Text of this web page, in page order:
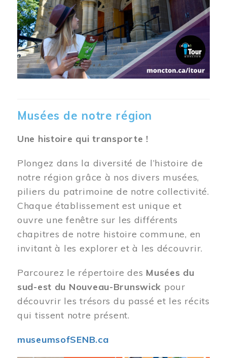
Musées de notre région
Une histoire qui transporte !
Plongez dans la diversité de l’histoire de
notre région grâce à nos divers musées,
piliers du patrimoine de notre collectivité.
Chaque établissement est unique et
ouvre une fenêtre sur les différents
chapitres de notre histoire commune, en
invitant à les explorer et à les découvrir.
Parcourez le répertoire des Musées du
sud-est du Nouveau-Brunswick pour
découvrir les trésors du passé et les récits
qui tissent notre présent.
museumsofSENB.ca